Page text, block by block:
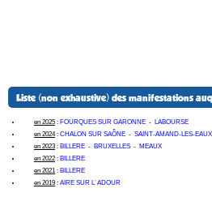
Liste (non exhaustive) des manifestations
en 2025 : FOURQUES SUR GARONNE - LABOURSE
en 2024: CHALON SUR SAÔNE - SAINT-AMAND-LES-EAUX
en 2023 : BILLERE - BRUXELLES - MEAUX
en 2022 : BILLERE
en 2021 : BILLERE
en 2019 : AIRE SUR L´ADOUR